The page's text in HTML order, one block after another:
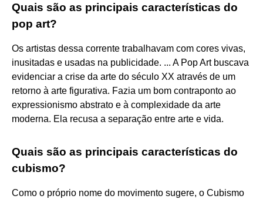
Quais são as principais características do
pop art?
Os artistas dessa corrente trabalhavam com cores vivas,
inusitadas e usadas na publicidade. ... A Pop Art buscava
evidenciar a crise da arte do século XX através de um
retorno à arte figurativa. Fazia um bom contraponto ao
expressionismo abstrato e à complexidade da arte
moderna. Ela recusa a separação entre arte e vida.
Quais são as principais características do
cubismo?
Como o próprio nome do movimento sugere, o Cubismo